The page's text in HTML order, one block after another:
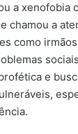
a xenofobia
chamou a
como
e